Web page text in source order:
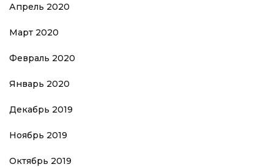
Апрель 2020
Март 2020
Февраль 2020
Январь 2020
Декабрь 2019
Ноябрь 2019
Октябрь 2019